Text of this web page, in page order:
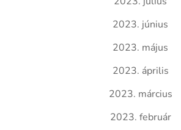
2023. június
2023. május
2023. április
2023. március
2023. február